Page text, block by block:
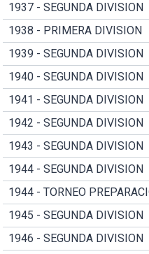
1937 - SEGUNDA DIVISION
1938 - PRIMERA DIVISION
1939 - SEGUNDA DIVISION
1940 - SEGUNDA DIVISION
1941 - SEGUNDA DIVISION
1942 - SEGUNDA DIVISION
1943 - SEGUNDA DIVISION
1944 - SEGUNDA DIVISION
1944 - TORNEO
1945 - SEGUNDA DIVISION
1946 - SEGUNDA DIVISION